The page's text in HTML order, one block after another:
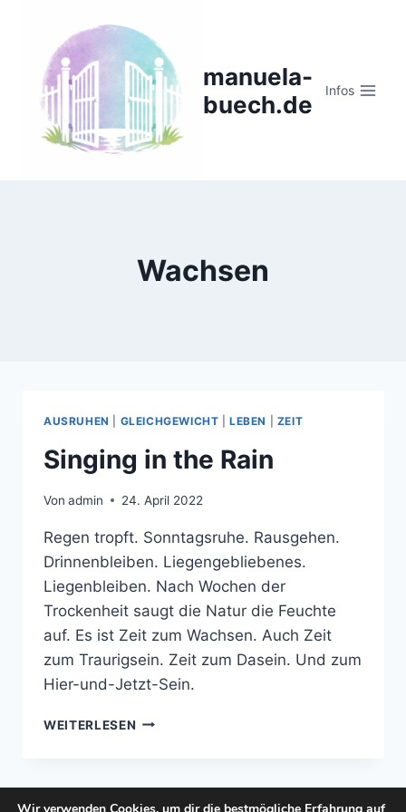
springen
manuela-
buech.de
Infos
Wachsen
AUSRUHEN GLEICHGEWICHT |LEBEN ZEIT
Singing in the Rain
Von admin 24. April 2022
Regen tropft. Sonntagsruhe. Rausgehen.
Drinnenbleiben. Liegengebliebenes.
Liegenbleiben. Nach Wochen der
Trockenheit saugt die Natur die Feuchte
auf. Es ist Zeit zum Wachsen. Auch Zeit
zum Traurigsein. Zeit zum Dasein. Und zum
Hier-und-Jetzt-Sein.
WEITERLESEN SINGING